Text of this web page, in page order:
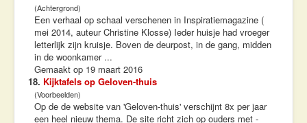
(Achtergrond)
Een verhaal op schaal verschenen in Inspiratiemagazine (
mei 2014, auteur Christine Klosse) Ieder huisje had vroeger
letterlijk zijn kruisje. Boven de deurpost, in de gang, midden
in de woonkamer ...
Gemaakt op 19 maart 2016
18. Kijktafels op Geloven-thuis
(Voorbeelden)
Op de de website van 'Geloven-thuis' verschijnt 8x per jaar
een heel nieuw thema. De site richt zich op ouders met -